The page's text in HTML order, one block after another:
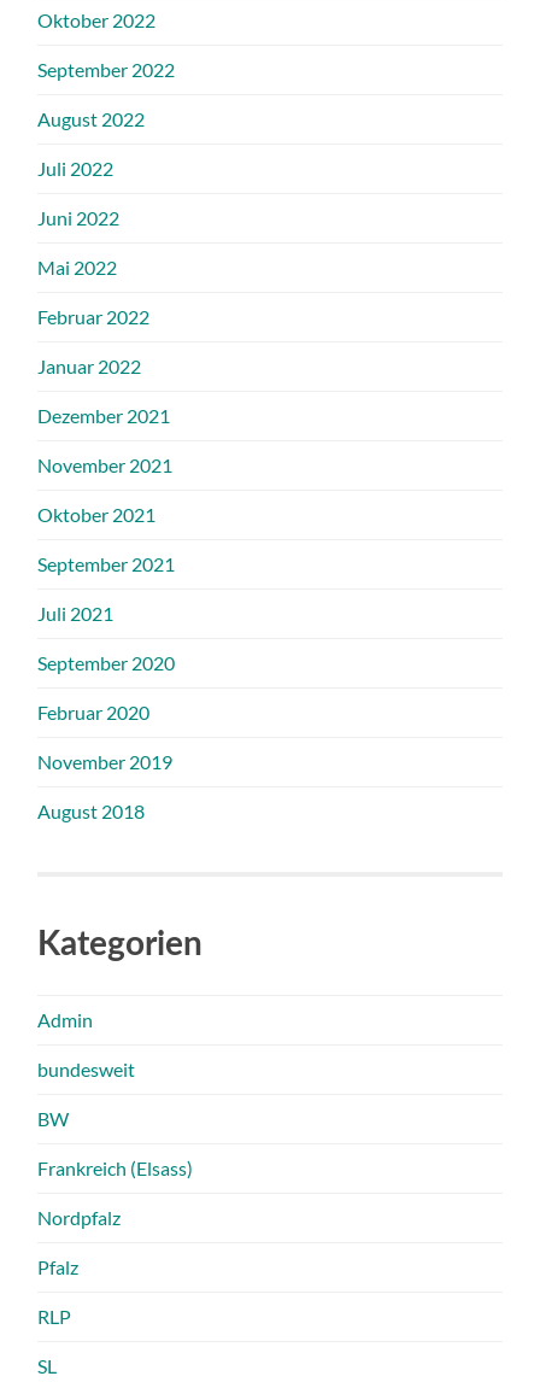
Oktober 2022
September 2022
August 2022
Juli 2022
Juni 2022
Mai 2022
Februar 2022
Januar 2022
Dezember 2021
November 2021
Oktober 2021
September 2021
Juli 2021
September 2020
Februar 2020
November 2019
August 2018
Kategorien
Admin
bundesweit
BW
Frankreich (Elsass)
Nordpfalz
Pfalz
RLP
SL